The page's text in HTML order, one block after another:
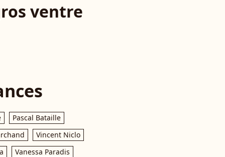
ventre
Pascal Bataille
Vincent Niclo
Vanessa Paradis